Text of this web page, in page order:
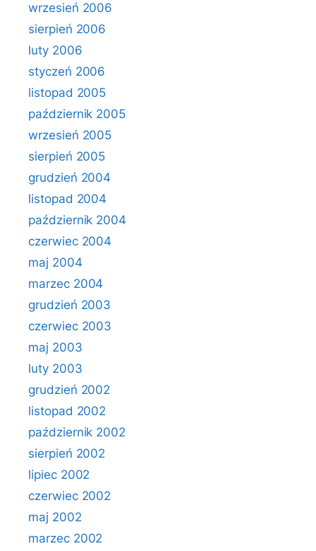
wrzesień 2006
sierpień 2006
luty 2006
styczeń 2006
listopad 2005
październik 2005
wrzesień 2005
sierpień 2005
grudzień 2004
listopad 2004
październik 2004
czerwiec 2004
maj 2004
marzec 2004
grudzień 2003
czerwiec 2003
maj 2003
luty 2003
grudzień 2002
listopad 2002
październik 2002
sierpień 2002
lipiec 2002
czerwiec 2002
maj 2002
marzec 2002